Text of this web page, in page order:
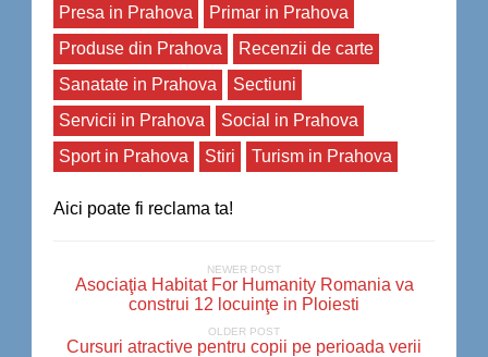
Presa in Prahova
Primar in Prahova
Produse din Prahova
Recenzii de carte
Sanatate in Prahova
Sectiuni
Servicii in Prahova
Social in Prahova
Sport in Prahova
Stiri Turism in Prahova
Aici poate fi reclama ta!
NEWER POST
Asociaţia Habitat For Humanity Romania va
construi 12 locuinţe in Ploiesti
OLDER POST
Cursuri atractive pentru copii pe perioada verii